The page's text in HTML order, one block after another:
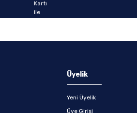
Üyelik
Yeni Üyelik
Üye Girişi